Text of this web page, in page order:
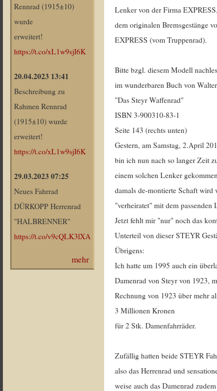
Rennrad (1915±10)
wurde
erweitert!
https://t.co/xL1w9sjI6K
20.04.2023 13:41
Beschreibung zu
Rahmen Rennrad
(1915±10) wurde
erweitert!
https://t.co/xL1w9sjI6K
29.03.2023 07:25
Neues Fahrrad
DÜRKOPP Herrenrad
"HALBRENNER"
https://t.co/v9cQLK3lXA
mehr
Lenker von der Firma
dem originalen Bremsgestänge
EXPRESS (vom Truppenrad).
Bitte bzgl. diesem Modell
im wunderbaren Buch von
"Das Steyr Waffenrad"
ISBN 3-900310-83-1
Seite 143 (rechts unten)
Gestern, am Samstag, 2.April
bin ich nun nach so langer Zeit
einem solchen Lenker
damals de-montierte Schaft wird
"verheiratet" mit dem passenden
Jetzt fehlt mir "nur" noch das
Unterteil von dieser STEYR
Übrigens:
Ich hatte um 1995 auch ein
Damenrad von Steyr von 1923,
Rechnung von 1923 über mehr
3 Millionen Kronen
für 2 Stk. Damenfahrräder.
Zufällig hatten beide STEYR
also das Herrenrad und
weise auch das Damenrad zudem